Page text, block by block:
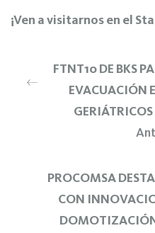
¡Ven a visitarnos en el
FTNT10 DE BKS
EVACUACIÓN
PROCOMSA
CON